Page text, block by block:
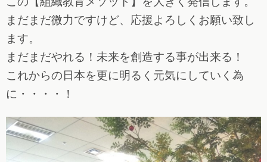
まだまだ微力ですけど、応援よろしくお願い致し
ます。
まだまだやれる！未来を創造する事が出来る！
これからの日本を更に明るく元気にしていく為
に・・・・！